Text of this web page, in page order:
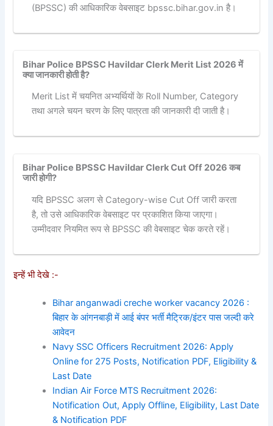
(BPSSC) की आधिकारिक वेबसाइट bpssc.bihar.gov.in है।
Bihar Police BPSSC Havildar Clerk Merit List 2026 में
क्या जानकारी होती है?
Merit List में चयनित अभ्यर्थियों के Roll Number, Category
तथा अगले चयन चरण के लिए पात्रता की जानकारी दी जाती है।
Bihar Police BPSSC Havildar Clerk Cut Off 2026 कब
जारी होगी?
यदि BPSSC अलग से Category-wise Cut Off जारी करता
है, तो उसे आधिकारिक वेबसाइट पर प्रकाशित किया जाएगा।
उम्मीदवार नियमित रूप से BPSSC की वेबसाइट चेक करते रहें।
इन्हें भी देखे :-
Bihar anganwadi creche worker vacancy 2026 :
बिहार के आंगनबाड़ी में आई बंपर भर्ती मैट्रिक/इंटर पास जल्दी करे
आवेदन
Navy SSC Officers Recruitment 2026: Apply
Online for 275 Posts, Notification PDF, Eligibility &
Last Date
Indian Air Force MTS Recruitment 2026:
Notification Out, Apply Offline, Eligibility, Last Date
& Notification PDF